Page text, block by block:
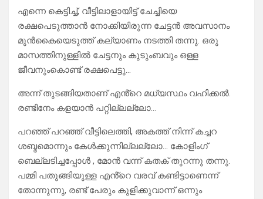
എന്നെ കെട്ടിച്ച്, വീട്ടിലാളായിട്ട് ചേച്ചിയെ
രക്ഷപെടുത്താൻ നോക്കിയിരുന്ന ചേട്ടൻ അവസാനം
മുൻകൈയെടുത്ത് കല്യാണം നടത്തി തന്നു. ഒരു
മാസത്തിനുള്ളിൽ ചേട്ടനും കുടുംബവും ഒള്ള
ജീവനുംകൊണ്ട് രക്ഷപെട്ടു…
അന്ന് തുടങ്ങിയതാണ് എൻ്റെ മധ്യസ്ഥം വഹിക്കൽ.
രണ്ടിനേം കളയാൻ പറ്റില്ലല്ലോ…
പറഞ്ഞ് പറഞ്ഞ് വീട്ടിലെത്തി, അകത്ത് നിന്ന് കച്ചറ
ശബ്ദമൊന്നും കേൾക്കുന്നില്ലല്ലോ… കോളിംഗ്
ബെല്ലടിച്ചപ്പോൾ , മോൻ വന്ന് കതക് തുറന്നു തന്നു.
പമ്മി പതുങ്ങിയുള്ള എൻ്റെ വരവ് കണ്ടിട്ടാണെന്ന്
തോന്നുന്നു, രണ്ട് പേരും കുളിക്കുവാന്ന് ഒന്നും